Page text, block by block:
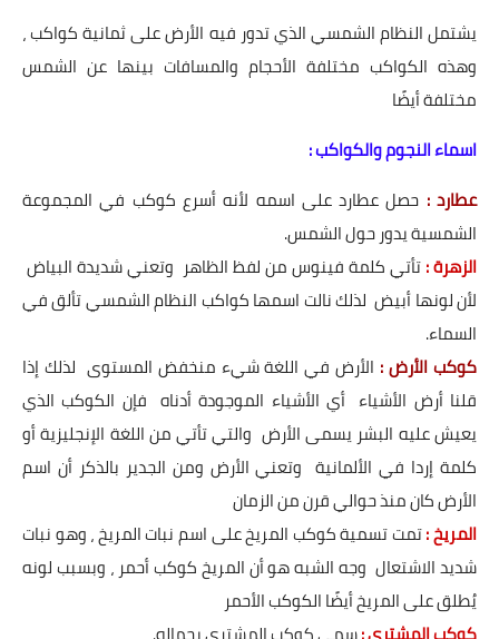
يشتمل النظام الشمسي الذي تدور فيه الأرض على ثمانية كواكب ،
وهذه الكواكب مختلفة الأحجام والمسافات بينها عن الشمس
مختلفة أيضًا
اسماء النجوم والكواكب :
عطارد : حصل عطارد على اسمه لأنه أسرع كوكب في المجموعة
الشمسية يدور حول الشمس.
الزهرة :تأتي كلمة فينوس من لفظ الظاهر وتعني شديدة البياض
لأن لونها أبيض لذلك نالت اسمها كواكب النظام الشمسي تألق في
السماء.
كوكب الأرض : الأرض في اللغة شيء منخفض المستوى لذلك إذا
قلنا أرض الأشياء أي الأشياء الموجودة أدناه فإن الكوكب الذي
يعيش عليه البشر يسمى الأرض والتي تأتي من اللغة الإنجليزية أو
كلمة إردا في الألمانية وتعني الأرض ومن الجدير بالذكر أن اسم
الأرض كان منذ حوالي قرن من الزمان
المريخ :تمت تسمية كوكب المريخ على اسم نبات المريخ ، وهو نبات
شديد الاشتعال وجه الشبه هو أن المريخ كوكب أحمر ، وبسبب لونه
يُطلق على المريخ أيضًا الكوكب الأحمر